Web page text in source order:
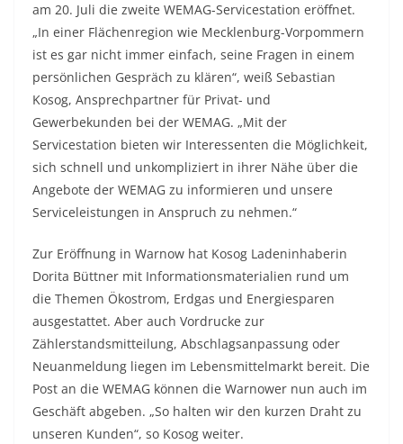
am 20. Juli die zweite WEMAG-Servicestation eröffnet.
„In einer Flächenregion wie Mecklenburg-Vorpommern
ist es gar nicht immer einfach, seine Fragen in einem
persönlichen Gespräch zu klären“, weiß Sebastian
Kosog, Ansprechpartner für Privat- und
Gewerbekunden bei der WEMAG. „Mit der
Servicestation bieten wir Interessenten die Möglichkeit,
sich schnell und unkompliziert in ihrer Nähe über die
Angebote der WEMAG zu informieren und unsere
Serviceleistungen in Anspruch zu nehmen.“
Zur Eröffnung in Warnow hat Kosog Ladeninhaberin
Dorita Büttner mit Informationsmaterialien rund um
die Themen Ökostrom, Erdgas und Energiesparen
ausgestattet. Aber auch Vordrucke zur
Zählerstandsmitteilung, Abschlagsanpassung oder
Neuanmeldung liegen im Lebensmittelmarkt bereit. Die
Post an die WEMAG können die Warnower nun auch im
Geschäft abgeben. „So halten wir den kurzen Draht zu
unseren Kunden“, so Kosog weiter.